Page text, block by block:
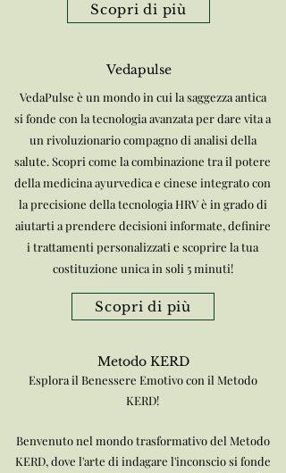
Scopri di più
Vedapulse
VedaPulse è un mondo in cui la saggezza antica
si fonde con la tecnologia avanzata per dare vita a
un rivoluzionario compagno di analisi della
salute. Scopri come la combinazione tra il potere
della medicina ayurvedica e cinese integrato con
la precisione della tecnologia HRV è in grado di
aiutarti a prendere decisioni informate, definire
i trattamenti personalizzati e scoprire la tua
costituzione unica in soli 5 minuti!
Scopri di più
Metodo KERD
Esplora il Benessere Emotivo con il Metodo
KERD!
Benvenuto nel mondo trasformativo del Metodo
KERD, dove l'arte di indagare l'inconscio si fonde